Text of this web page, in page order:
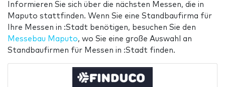
Informieren Sie sich über die nächsten Messen, die in
Maputo stattfinden. Wenn Sie eine Standbaufirma für
Ihre Messen in :Stadt benötigen, besuchen Sie den
Messebau Maputo, wo Sie eine große Auswahl an
Standbaufirmen für Messen in :Stadt finden.